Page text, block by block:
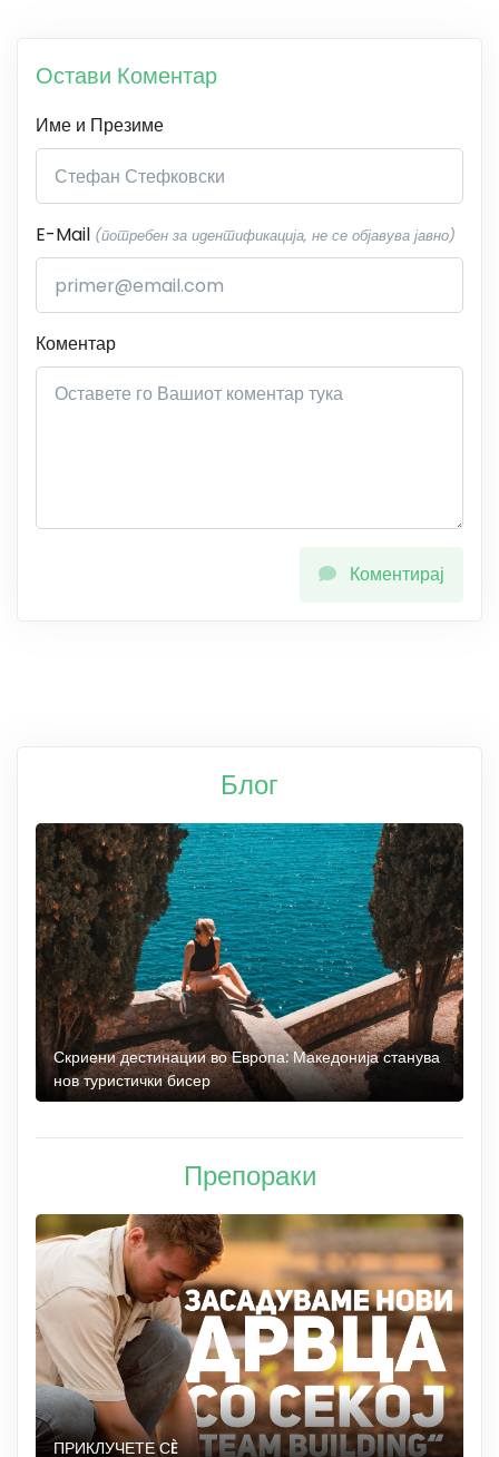
Остави Коментар
Име и Презиме
E-Mail (потребен за идентификација, не се објавува јавно)
Коментар
Коментирај
Блог
Скриени дестинации во Европа: Македонија станува
нов туристички бисер
Препораки
ПРИКЛУЧЕТЕ СÈ